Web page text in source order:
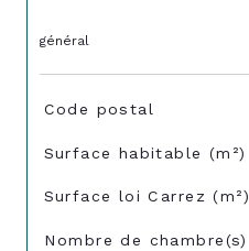
général
TRAD_SIROCCO_Caracteristique
Code postal
Surface habitable (m²)
Surface loi Carrez (m²)
Nombre de chambre(s)